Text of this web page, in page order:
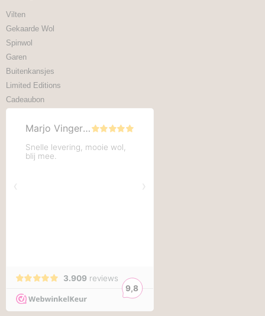
Vilten
Gekaarde Wol
Spinwol
Garen
Buitenkansjes
Limited Editions
Cadeaubon